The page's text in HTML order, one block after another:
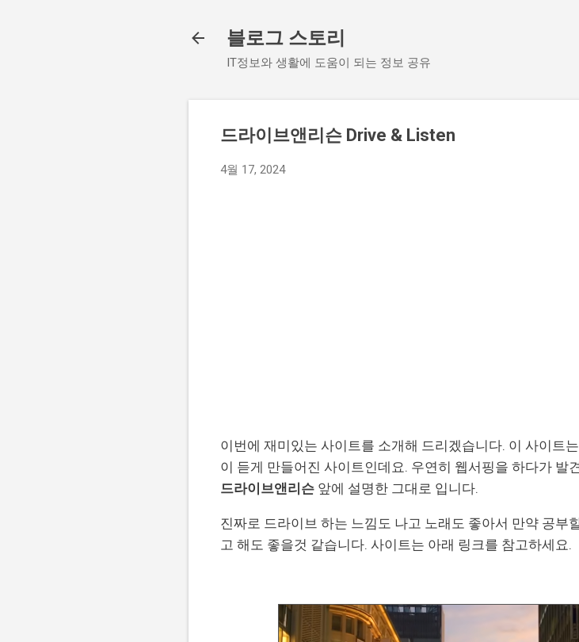
블로그 스토리
IT정보와 생활에 도움이 되는 정보 공유
드라이브앤리슨 Drive & Listen
4월 17, 2024
이번에 재미있는 사이트를 소개해 드리겠습니다. 이 사이트
이 듣게 만들어진 사이트인데요. 우연히 웹서핑을 하다가 발
드라이브앤리슨 앞에 설명한 그대로 입니다.
진짜로 드라이브 하는 느낌도 나고 노래도 좋아서 만약 공부
고 해도 좋을것 같습니다. 사이트는 아래 링크를 참고하세요.